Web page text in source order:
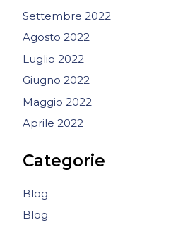
Settembre 2022
Agosto 2022
Luglio 2022
Giugno 2022
Maggio 2022
Aprile 2022
Categorie
Blog
Blog